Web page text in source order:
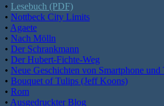
• Lesebuch (PDF)
• Nottbeck City Limits
• Agaete
• Nach Mölln
• Der Schrankmann
• Der Hubert-Fichte-Weg
• Neue Geschichten von Smartphone und
• Bouquet of Tulips (Jeff Koons)
• Rom
• Ausgedruckter Blog